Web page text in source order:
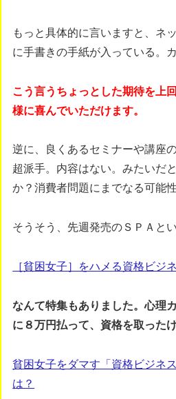
もっと具体的に言いますと、ネ
に手書きの手紙が入っている。
こう言うちょっとした期待を上
様に喜んでいただけます。
逆に、良くあるセミナーや講座
超派手。内容はない。みたいだ
か？消費者問題にまでなる可能
そうそう、先週発売のＳＰＡと
［貧困女子］をハメる資格ビジ
なんて特集もありました。心理
に８万円払って、資格を取った
貧困女子をダマす「資格ビジネ
は？